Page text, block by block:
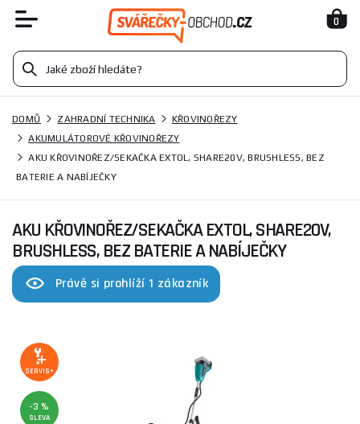
0
DOMŮ ZAHRADNÍ TECHNIKA
KŘOVINOŘEZY
AKUMULÁTOROVÉ KŘOVINOŘEZY
AKU KŘOVINOŘEZ/SEKAČKA EXTOL, SHARE20V, BRUSHLESS, BEZ
BATERIE A NABÍJEČKY
AKU KŘOVINOŘEZ/SEKAČKA EXTOL, SHARE20V,
BRUSHLESS, BEZ BATERIE A NABÍJEČKY
Právě si prohlíží 1 zákazník
SERVIS+
-3 %
SLEVA